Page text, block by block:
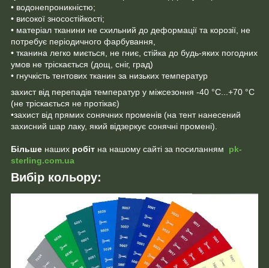
• водонепроникністю;
• високої зносостійкості;
• матеріал тканини не схильний до деформації та корозії, не
потребує періодичного фарбування,
• тканина легко миється, не гниє, стійка до будь-яких погодних
умов не тріскається (дощ, сніг, град)
• гнучкість тентових тканин за низьких температур
захист від перепадів температур у міжсезоння -40 °C...+70 °C
(не тріскається не протікає)
•захист від прямих сонячних променів (на тент нанесений
захисний шар лаку, який відзеркує сонячні промені).
Більше наших робіт на нашому сайті за посиланням pk-
sterling.com.ua
Вибір кольору: